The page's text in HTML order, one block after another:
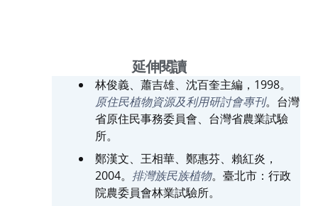
延伸閱讀
林俊義、蕭吉雄、沈百奎主編，1998。
原住民植物資源及利用研討會專刊。台灣
省原住民事務委員會、台灣省農業試驗
所。
鄭漢文、王相華、鄭惠芬、賴紅炎，
2004。 排灣族民族植物。臺北市：行政
院農委員會林業試驗所。